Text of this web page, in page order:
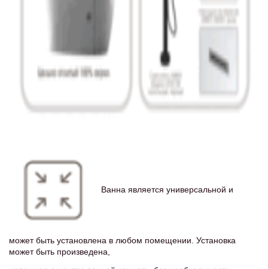
Ванна является универсальной и
может быть установлена в любом помещении. Установка
может быть произведена,